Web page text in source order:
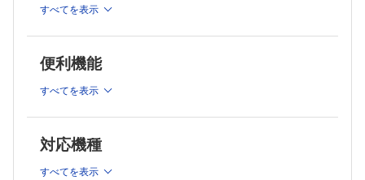
3. 栄養投与経路の評価【鈴木信太郎，巽 博臣】
6. 経管栄養【福勢麻結子，宮澤 靖】
8. 腸管不耐と排泄障害 ～経管栄養，いつはじめてどう増や
第2章 各論 ～栄養治療の実践～
1. るいそうと栄養【齋藤隆弘，吉田 稔】
すべてを表示
便利機能
すべてを表示
対応機種
すべてを表示